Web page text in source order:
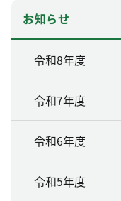
お知らせ
令和8年度
令和7年度
令和6年度
令和5年度